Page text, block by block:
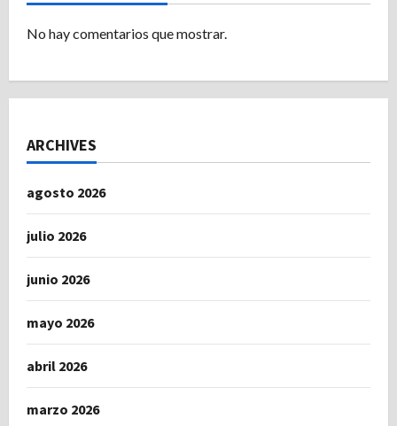
No hay comentarios que mostrar.
ARCHIVES
agosto 2026
julio 2026
junio 2026
mayo 2026
abril 2026
marzo 2026